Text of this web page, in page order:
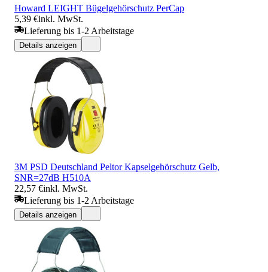
Howard LEIGHT Bügelgehörschutz PerCap
5,39 €inkl. MwSt.
Lieferung bis 1-2 Arbeitstage
Details anzeigen
3M PSD Deutschland Peltor Kapselgehörschutz Gelb,
SNR=27dB H510A
22,57 €inkl. MwSt.
Lieferung bis 1-2 Arbeitstage
Details anzeigen